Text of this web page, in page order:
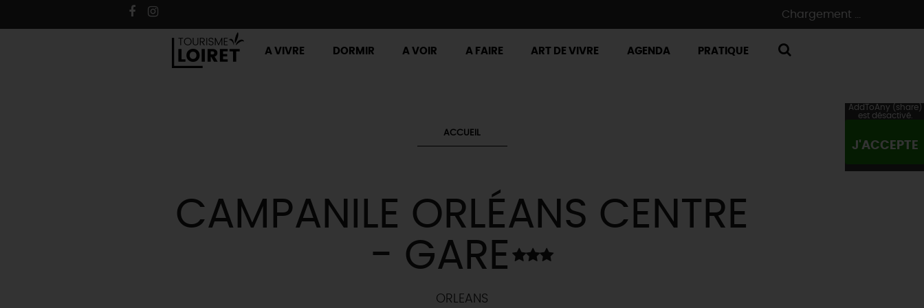
Chargement ...
A VIVRE DORMIR A VOIR A FAIRE ART DE VIVRE AGENDA PRATIQUE
ACCUEIL
CAMPANILE ORLÉANS CENTRE
- GARE
ORLEANS
AddToAny (share)
est désactivé.
J'ACCEPTE